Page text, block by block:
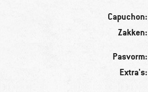
Capuchon:
Zakken:
Pasvorm:
Extra's: